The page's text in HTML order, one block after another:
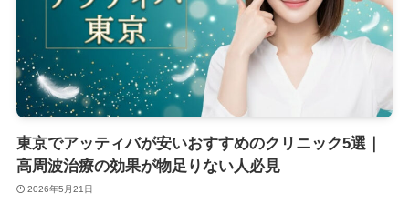
東京でアッティバが安いおすすめのクリニック5選｜
高周波治療の効果が物足りない人必見
2026年5月21日